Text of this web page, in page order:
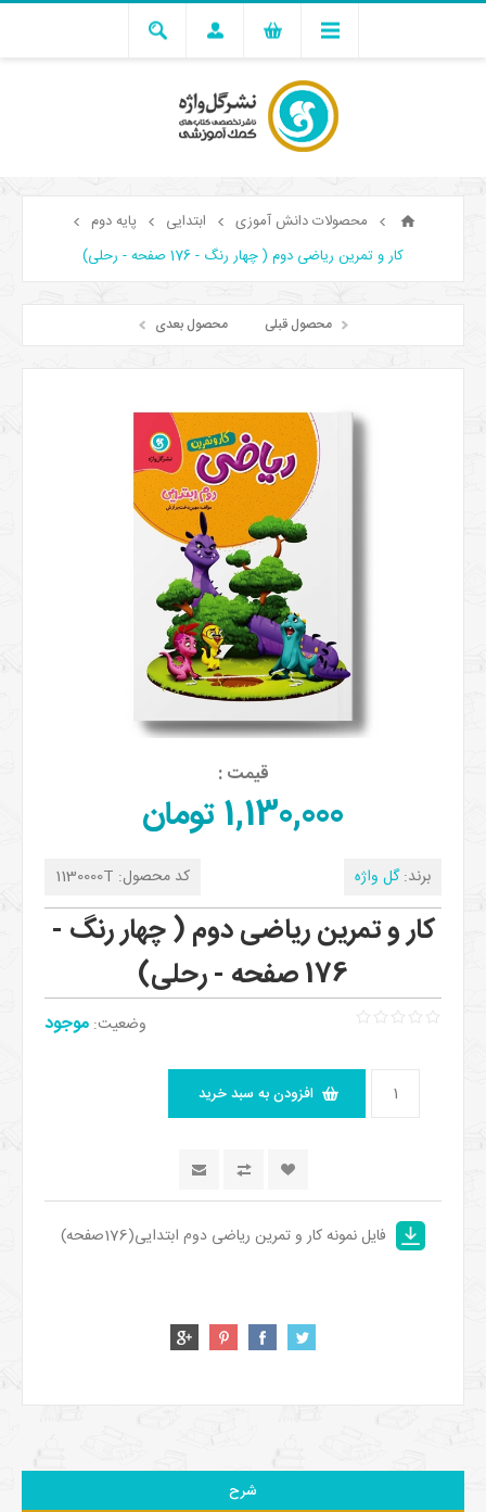
محصولات دانش آموزی ابتدایی
پایه دوم
کار و تمرین ریاضی دوم ( چهار رنگ - 176 صفحه - رحلی)
محصول قبلی محصول بعدی
قیمت :
1,130,000 تومان
برند: گل واژه کد محصول: 1130000T
کار و تمرین ریاضی دوم ( چهار رنگ -
176 صفحه - رحلی)
وضعیت: موجود
فایل نمونه کار و تمرین ریاضی دوم ابتدایی(176صفحه)
شرح